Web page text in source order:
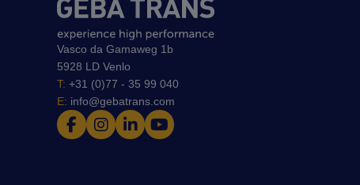
Vasco da Gamaweg 1b
5928 LD Venlo
T: +31 (0)77 - 35 99 040
E: info@gebatrans.com